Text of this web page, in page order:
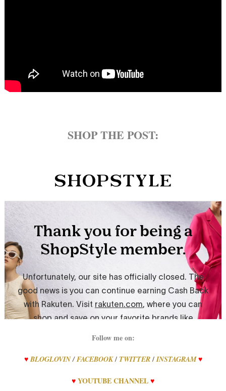
SHOP THE POST:
Follow me on:
♥ BLOGLOVIN/FACEBOOK / TWITTER / INSTAGRAM ♥
♥YOUTUBE CHANNEL♥